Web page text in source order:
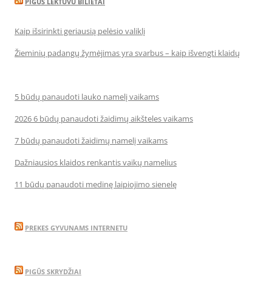
Kaip išsirinkti geriausią pelėsio valiklį
Žieminių padangų žymėjimas yra svarbus – kaip išvengti klaidų
5 būdų panaudoti lauko namelį vaikams
2026 6 būdų panaudoti žaidimų aikšteles vaikams
7 būdų panaudoti žaidimų namelį vaikams
Dažniausios klaidos renkantis vaikų namelius
11 būdų panaudoti medinę laipiojimo sienelę
PREKES GYVUNAMS INTERNETU
PIGŪS SKRYDŽIAI